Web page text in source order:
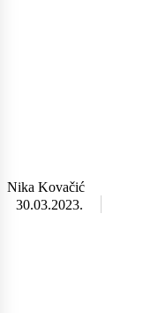
Nika Kovačić
30.03.2023.